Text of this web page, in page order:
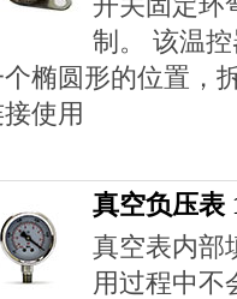
制。 该温
个椭圆形的位置，
使用
真空负压表
真空表内部
用过程中不